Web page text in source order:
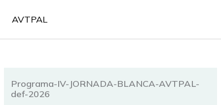
AVTPAL
Programa-IV-JORNADA-BLANCA-AVTPAL-
def-2026